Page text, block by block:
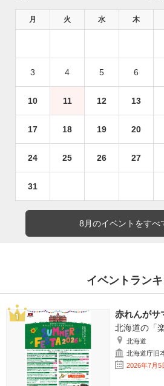
月 火 水 木
3 4 5 6
10 11 12 13
17 18 19 20
24 25 26 27
31
8月のイベントをすべ
イベントラン
赤れんがサ
北海道の「
北海道
北海道庁旧
2026年7月5